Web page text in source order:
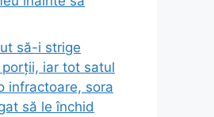
să-i strige
iar tot satul
infractoare, sora
să le închid